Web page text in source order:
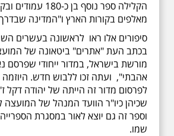
מאלפים בקורות הארץ ו"המדינה
סיפורים אלו ראו לראשונה בעשרים
בכתב העת "אתרים" ביטאונה של
מורשת בישראל, במדור ייחודי שפרסם
אהבתי", ועתה זכו ללבוש חדש. היוזמה
לפרסום מדור זה הייתה של יהודה דקל
שכיהן כיו"ר הוועד המנהל של המועצה
וספר זה גם יוצא לאור במסגרת
שמו.